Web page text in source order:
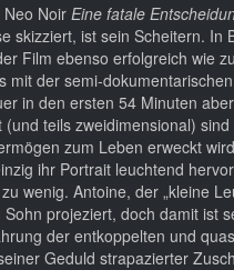
NoirEine fatale
skizziert, ist sein Scheitern.
Film ebenso erfolgreich wie
mit der semi-
in den ersten 54 Minuten
teils zweidimensional)
zum Leben erweckt
ihr Portrait leuchtend
wenig. Antoine, der „kleine
projeziert, doch damit ist
der entkoppelten und
Geduld strapazierter